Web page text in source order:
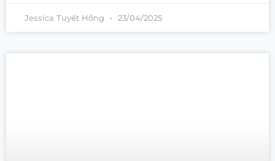
Jessica Tuyết Hồng 23/04/2025